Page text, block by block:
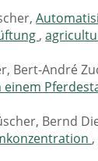
,
Bert-André
Bernd
,